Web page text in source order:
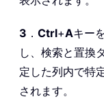
3 ． Ctrl+Aキー
し、検索と置換
定した列内で特
されます。